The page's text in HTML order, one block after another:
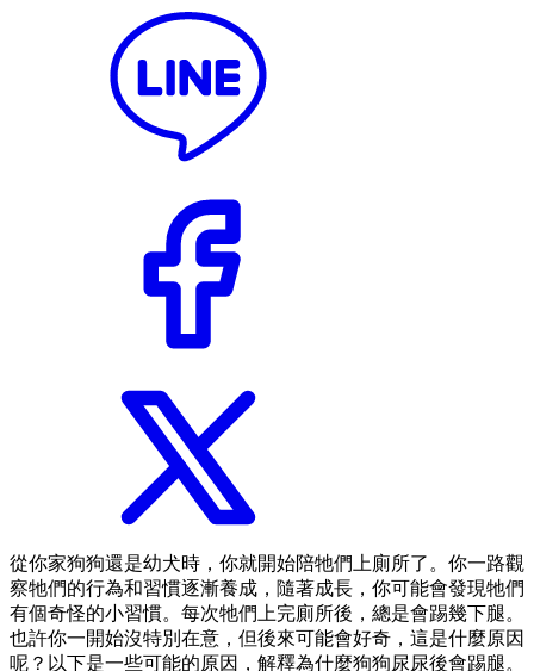
從你家狗狗還是幼犬時，你就開始陪牠們上廁所了。你一路觀
察牠們的行為和習慣逐漸養成，隨著成長，你可能會發現牠們
有個奇怪的小習慣。每次牠們上完廁所後，總是會踢幾下腿。
也許你一開始沒特別在意，但後來可能會好奇，這是什麼原因
呢？以下是一些可能的原因，解釋為什麼狗狗尿尿後會踢腿。